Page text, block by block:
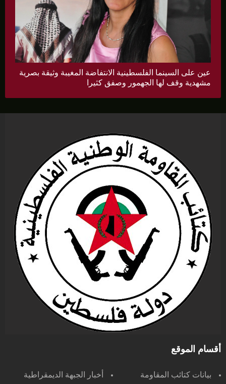
عين على السينما الفلسطينية الانتفاضة المغيبة وثيقة بصرية
مشهدية وقف لها الجهمور وصفق كثيرا
أقسام الموقع
بيانات كتائب المقاومة أخبار الجبهة الديمقراطية